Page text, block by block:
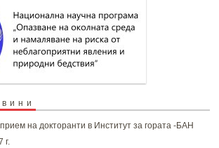
на докторанти в Институт за гората -БАН
г.